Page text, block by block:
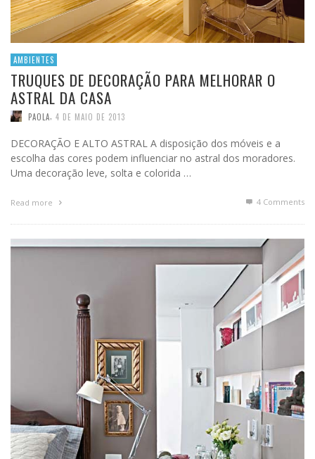
AMBIENTES
TRUQUES DE DECORAÇÃO PARA MELHORAR O
ASTRAL DA CASA
PAOLA 4 DE MAIO DE 2013
DECORAÇÃO E ALTO ASTRAL A disposição dos móveis e a
escolha das cores podem influenciar no astral dos moradores.
Uma decoração leve, solta e colorida …
Read more 4 Comments